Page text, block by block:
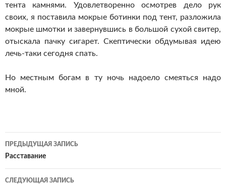
тента камнями. Удовлетворенно осмотрев дело рук
своих, я поставила мокрые ботинки под тент, разложила
мокрые шмотки и завернувшись в большой сухой свитер,
отыскала пачку сигарет. Скептически обдумывая идею
лечь-таки сегодня спать.
Но местным богам в ту ночь надоело смеяться надо
мной.
Навигация
по
записям
ПРЕДЫДУЩАЯ ЗАПИСЬ
Расставание
СЛЕДУЮЩАЯ ЗАПИСЬ